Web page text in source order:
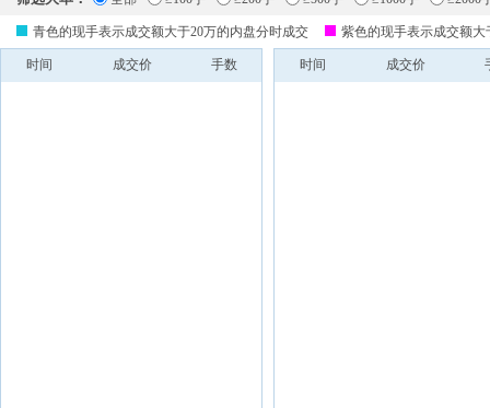
青色的现手表示成交额大于20万的内盘分时成交 紫色的现手表示成交额
时间 成交价 手数 时间 成交价